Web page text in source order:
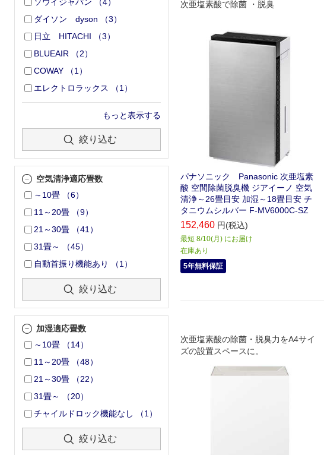
ダイソン dyson
（3）
日立 HITACHI
（3）
BLUEAIR
（2）
COWAY
（1 ）
エレクトロラックス
（1 ）
もっと表示する
絞り込む
空気清浄適応畳数
～10畳
（6）
11～20畳
（9）
21～30畳
（41 ）
31畳～
（45）
自動首振り機能あり
（1 ）
絞り込む
加湿適応畳数
～10畳
（14）
11～20畳
（48）
21～30畳
（22）
31畳～
（20）
チャイルドロック機能なし
（1 ）
絞り込む
次亜塩素酸で除菌 ・脱臭
パナソニック Panasonic 次亜塩素
酸 空間除菌脱臭機 ジアイーノ 空気
清浄～26畳目安 加湿～18畳目安 チ
タニウムシルバー F-MV6000C-SZ
152,460 円(税込)
最短 8/10(月) にお届け
在庫あり
5年無料保証
次亜塩素酸の除菌・脱臭力をA4サイ
ズの設置スペースに。